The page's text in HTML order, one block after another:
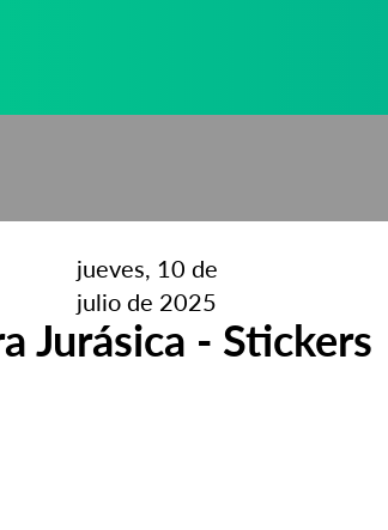
jueves, 10 de
julio de 2025
Jurásica - Stickers